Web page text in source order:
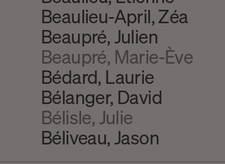
Beaulieu-April, Zéa
Beaupré, Julien
Beaupré, Marie-Ève
Bédard, Laurie
Bélanger, David
Bélisle, Julie
Béliveau, Jason